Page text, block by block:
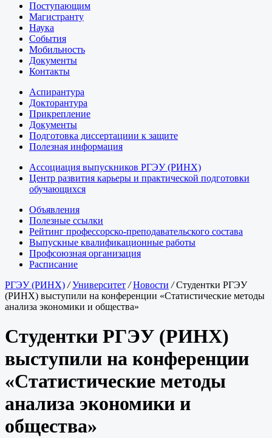
Поступающим
Магистранту
Наука
События
Мобильность
Документы
Контакты
Аспирантура
Докторантура
Прикрепление
Документы
Подготовка диссертациии к защите
Полезная информация
Ассоциация выпускников РГЭУ (РИНХ)
Центр развития карьеры и практической подготовки
обучающихся
Объявления
Полезные ссылки
Рейтинг профессорско-преподавательского состава
Выпускные квалификационные работы
Профсоюзная организация
Расписание
РГЭУ (РИНХ) /Университет /Новости /Студентки РГЭУ
(РИНХ) выступили на конференции «Статистические методы
анализа экономики и общества»
Студентки РГЭУ (РИНХ)
выступили на конференции
«Статистические методы
анализа экономики и
общества»